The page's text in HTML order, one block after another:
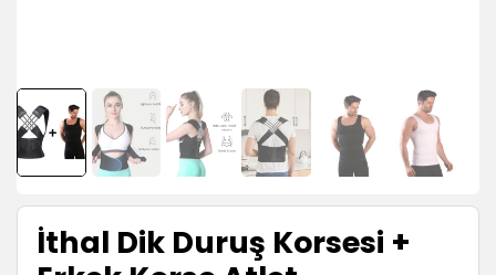
İthal Dik Duruş Korsesi +